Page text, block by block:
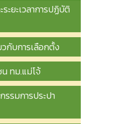
ะยะเวลาการปฏิบัติ
กับการเลือกตั้ง
ทม.แม่โจ้
รมการประปา